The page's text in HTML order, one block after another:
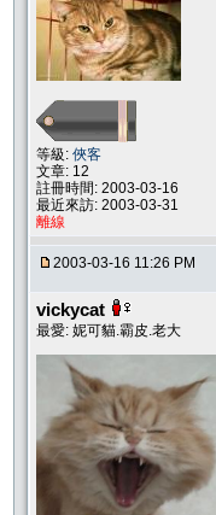
等級: 俠客
文章: 12
註冊時間: 2003-03-16
最近來訪: 2003-03-31
離線
2003-03-16 11:26 PM
vickycat
最愛: 妮可貓.霸皮.老大